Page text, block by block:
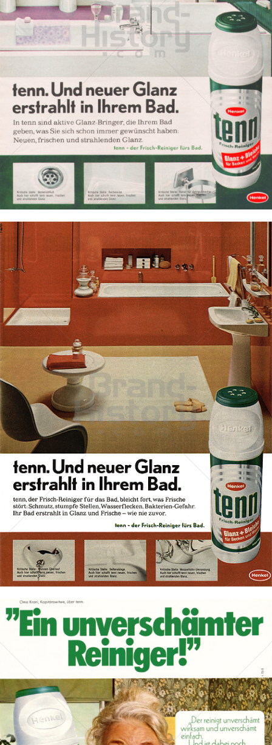
tenn Henkel Central Eastern Europe GmbH
Bild-ID: 7621
tenn Henkel Central Eastern Europe GmbH 1969
Bild-ID: 7893